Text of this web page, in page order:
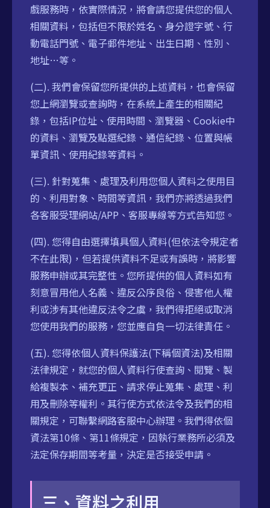
戲服務時，依實際情況，將會請您提供您的個人
相關資料，包括但不限於姓名、身分證字號、行
動電話門號、電子郵件地址、出生日期、性別、
地址…等。
(二). 我們會保留您所提供的上述資料，也會保留
您上網瀏覽或查詢時，在系統上產生的相關紀
錄，包括IP位址、使用時間、瀏覽器、Cookie中
的資料、瀏覽及點選紀錄、通信紀錄、位置與帳
單資訊、使用紀錄等資料。
(三). 針對蒐集、處理及利用您個人資料之使用目
的、利用對象、時間等資訊，我們亦將透過我們
各客服受理網站/APP、客服專線等方式告知您。
(四). 您得自由選擇填具個人資料(但依法令規定者
不在此限)，但若提供資料不足或有誤時，將影響
服務申辦或其完整性。您所提供的個人資料如有
刻意冒用他人名義、違反公序良俗、侵害他人權
利或涉有其他違反法令之虞，我們得拒絕或取消
您使用我們的服務，您並應自負一切法律責任。
(五). 您得依個人資料保護法(下稱個資法)及相關
法律規定，就您的個人資料行使查詢、閱覽、製
給複製本、補充更正、請求停止蒐集、處理、利
用及刪除等權利。其行使方式依法令及我們的相
關規定，可聯繫網路客服中心辦理。我們得依個
資法第10條、第11條規定，因執行業務所必須及
法定保存期間等考量，決定是否接受申請。
三、資料之利用